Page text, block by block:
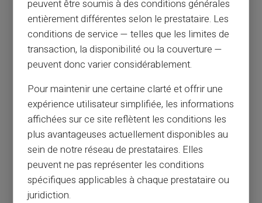
peuvent être soumis à des conditions générales
entièrement différentes selon le prestataire. Les
conditions de service — telles que les limites de
transaction, la disponibilité ou la couverture —
peuvent donc varier considérablement.
Pour maintenir une certaine clarté et offrir une
expérience utilisateur simplifiée, les informations
affichées sur ce site reflètent les conditions les
plus avantageuses actuellement disponibles au
sein de notre réseau de prestataires. Elles
peuvent ne pas représenter les conditions
spécifiques applicables à chaque prestataire ou
juridiction.